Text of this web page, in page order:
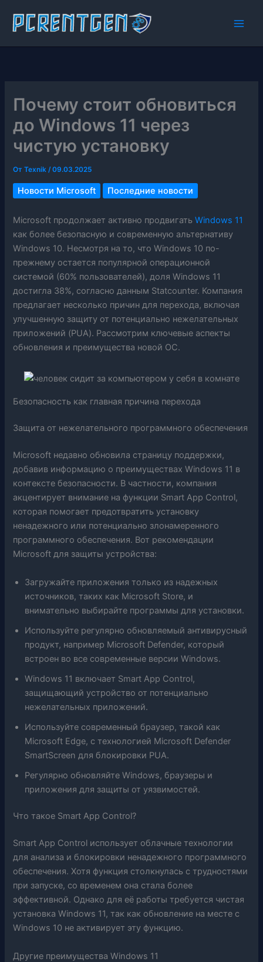
содержимому
Почему стоит обновиться
до Windows 11 через
чистую установку
ОтTexnik/09.03.2025
Новости Microsoft Последние новости
Microsoft продолжает активно продвигатьWindows 11
как более безопасную и современную альтернативу
Windows 10. Несмотря на то, что Windows 10 по-
прежнему остается популярной операционной
системой (60% пользователей), доля Windows 11
достигла 38%, согласно данным Statcounter. Компания
предлагает несколько причин для перехода, включая
улучшенную защиту от потенциально нежелательных
приложений (PUA). Рассмотрим ключевые аспекты
обновления и преимущества новой ОС.
Безопасность как главная причина перехода
Защита от нежелательного программного обеспечения
Microsoft недавно обновила страницу поддержки,
добавив информацию о преимуществах Windows 11 в
контексте безопасности. В частности, компания
акцентирует внимание на функции Smart App Control,
которая помогает предотвратить установку
ненадежного или потенциально злонамеренного
программного обеспечения. Вот рекомендации
Microsoft для защиты устройства:
Загружайте приложения только из надежных
источников, таких как Microsoft Store, и
внимательно выбирайте программы для установки.
Используйте регулярно обновляемый антивирусный
продукт, например Microsoft Defender, который
встроен во все современные версии Windows.
Windows 11 включает Smart App Control,
защищающий устройство от потенциально
нежелательных приложений.
Используйте современный браузер, такой как
Microsoft Edge, с технологией Microsoft Defender
SmartScreen для блокировки PUA.
Регулярно обновляйте Windows, браузеры и
приложения для защиты от уязвимостей.
Что такое Smart App Control?
Smart App Control использует облачные технологии
для анализа и блокировки ненадежного программного
обеспечения. Хотя функция столкнулась с трудностями
при запуске, со временем она стала более
эффективной. Однако для её работы требуется чистая
установка Windows 11, так как обновление на месте с
Windows 10 не активирует эту функцию.
Другие преимущества Windows 11